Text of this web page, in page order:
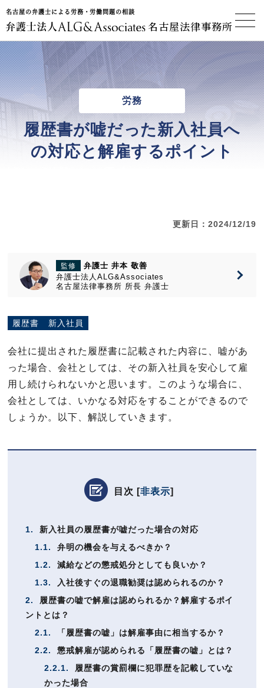
名古屋の弁護士による労務・労働問題の相談
名古屋法律事務所
労務
履歴書が嘘だった新入社員へ
の対応と解雇するポイント
更新日：2024/12/19
監修
弁護士 井本 敬善
弁護士法人ALG&Associates
名古屋法律事務所 所長 弁護士
履歴書 新入社員
会社に提出された履歴書に記載された内容に、嘘があ
った場合、会社としては、その新入社員を安心して雇
用し続けられないかと思います。このような場合に、
会社としては、いかなる対応をすることができるので
しょうか。以下、解説していきます。
目次 [非表示]
1.
新入社員の履歴書が嘘だった場合の対応
1.1.
弁明の機会を与えるべきか？
1.2.
減給などの懲戒処分としても良いか？
1.3.
入社後すぐの退職勧奨は認められるのか？
2.
履歴書の嘘で解雇は認められるか？解雇するポイ
ントとは？
2.1.
「履歴書の嘘」は解雇事由に相当するか？
2.2.
懲戒解雇が認められる「履歴書の嘘」とは？
2.2.1.
履歴書の賞罰欄に犯罪歴を記載していな
かった場合